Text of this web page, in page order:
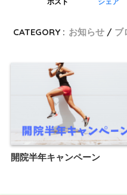
CATEGORY : お知らせ ブ
開院半年キャンペーン